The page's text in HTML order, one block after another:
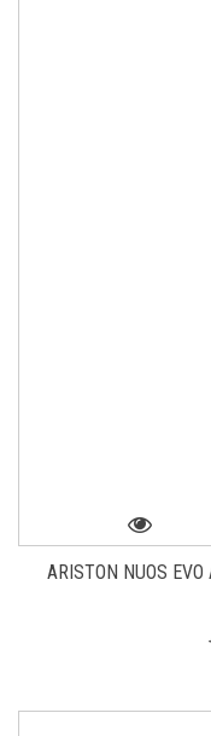
ARISTON NUOS